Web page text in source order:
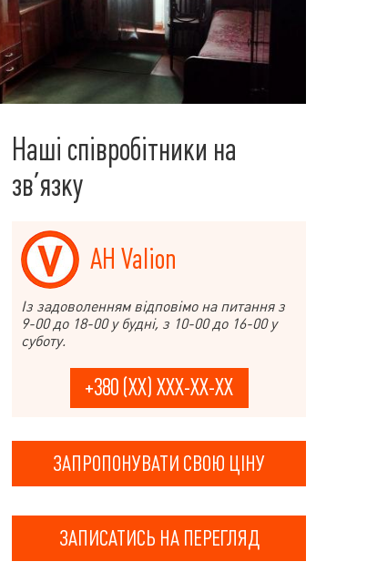
Наші співробітники на
зв’язку
АН Valion
Із задоволенням відповімо на питання з
9-00 до 18-00 у будні, з 10-00 до 16-00 у
суботу.
+380 (XX) XXX-XX-XX
ЗАПРОПОНУВАТИ СВОЮ ЦІНУ
ЗАПИСАТИСЬ НА ПЕРЕГЛЯД